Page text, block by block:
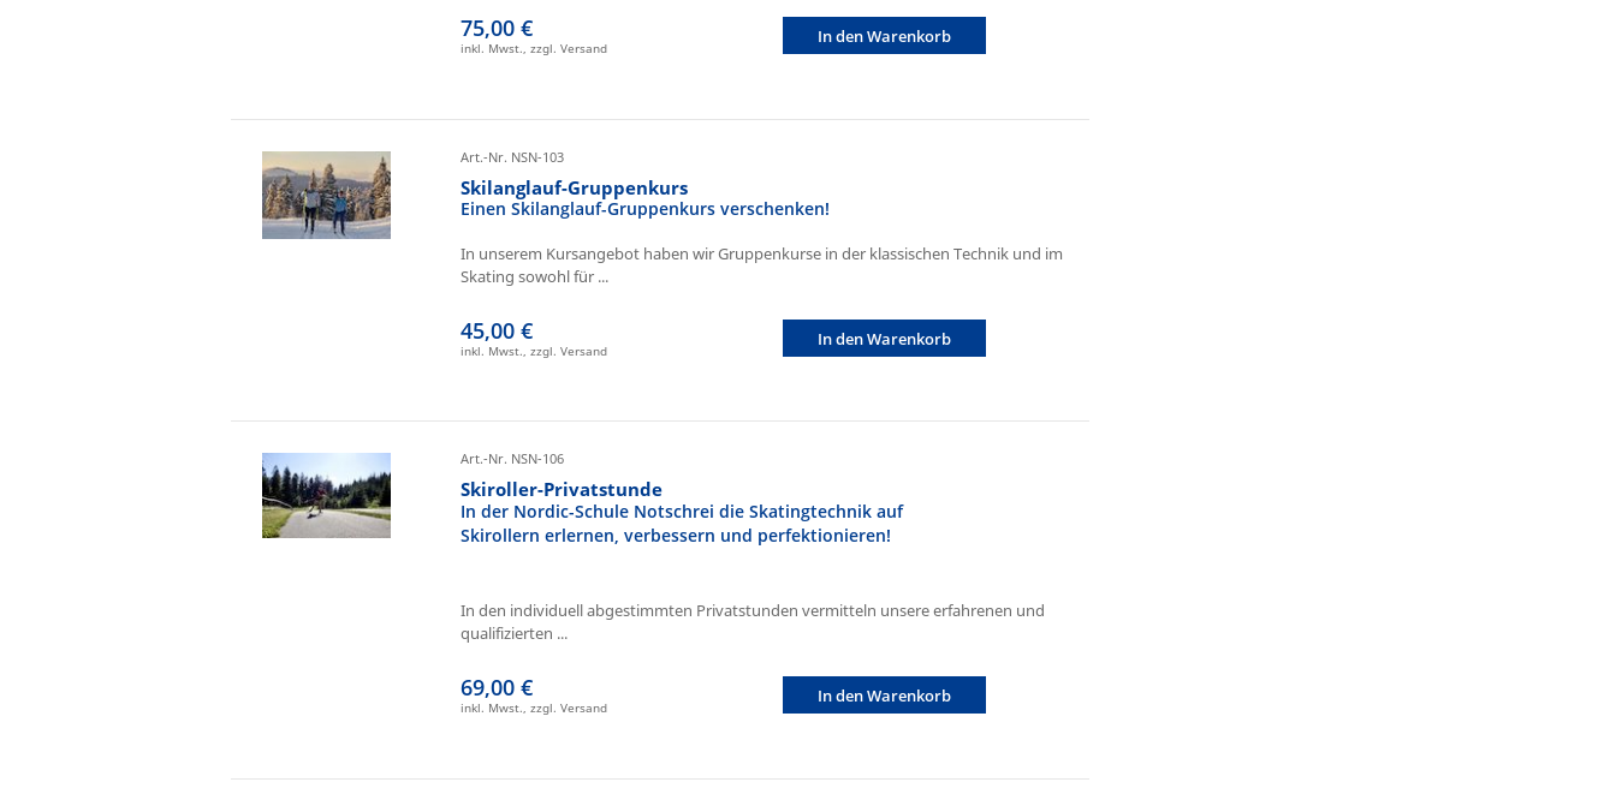
75,00 €
inkl. Mwst., zzgl. Versand
In den Warenkorb
Art.-Nr. NSN-103
Skilanglauf-Gruppenkurs
Einen Skilanglauf-Gruppenkurs verschenken!
In unserem Kursangebot haben wir Gruppenkurse in der klassischen Technik und im
Skating sowohl für ...
45,00 €
inkl. Mwst., zzgl. Versand
In den Warenkorb
Art.-Nr. NSN-106
Skiroller-Privatstunde
In der Nordic-Schule Notschrei die Skatingtechnik auf
Skirollern erlernen, verbessern und perfektionieren!
In den individuell abgestimmten Privatstunden vermitteln unsere erfahrenen und
qualifizierten ...
69,00 €
inkl. Mwst., zzgl. Versand
In den Warenkorb